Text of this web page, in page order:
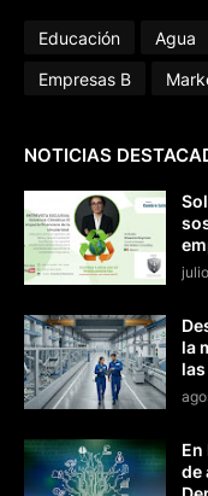
Educación Agua
Empresas B
NOTICIAS
la
de